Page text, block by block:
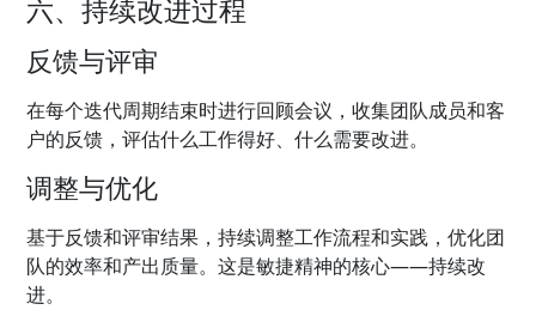
六、持续改进过程
反馈与评审
在每个迭代周期结束时进行回顾会议，收集团队成员和客
户的反馈，评估什么工作得好、什么需要改进。
调整与优化
基于反馈和评审结果，持续调整工作流程和实践，优化团
队的效率和产出质量。这是敏捷精神的核心——持续改
进。